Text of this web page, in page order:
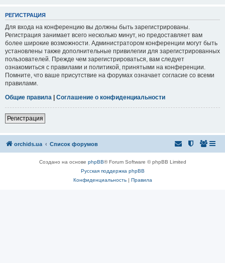
РЕГИСТРАЦИЯ
Для входа на конференцию вы должны быть зарегистрированы.
Регистрация занимает всего несколько минут, но предоставляет вам
более широкие возможности. Администратором конференции могут быть
установлены также дополнительные привилегии для зарегистрированных
пользователей. Прежде чем зарегистрироваться, вам следует
ознакомиться с правилами и политикой, принятыми на конференции.
Помните, что ваше присутствие на форумах означает согласие со всеми
правилами.
Общие правила | Соглашение о конфиденциальности
Регистрация
orchids.ua Список форумов
Создано на основе phpBB® Forum Software © phpBB Limited
Русская поддержка phpBB
Конфиденциальность| Правила